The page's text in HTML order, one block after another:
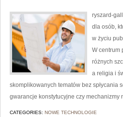
ryszard-
dla osób,
w życiu
W centrum
różnych
a religia i
skomplikowanych tematów bez spłycania
gwarancje konstytucyjne czy mechanizmy
CATEGORIES: NOWE TECHNOLOGIE